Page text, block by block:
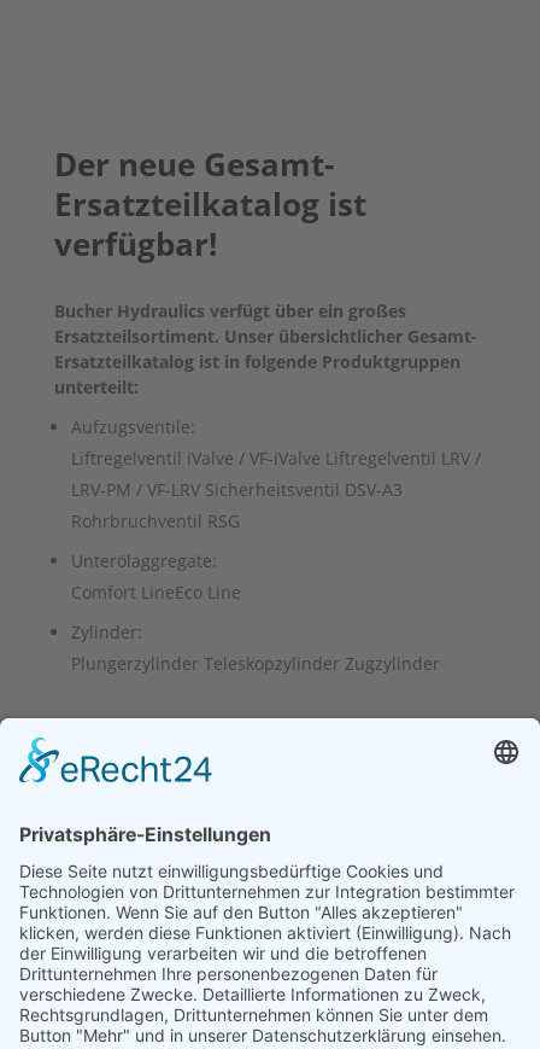
Der neue Gesamt-
Ersatzteilkatalog ist
verfügbar!​
Bucher Hydraulics verfügt über ein großes
Ersatzteilsortiment. Unser übersichtlicher Gesamt-
Ersatzteilkatalog ist in folgende Produktgruppen
unterteilt:​
Aufzugsventile:
Liftregelventil iValve / VF-iValve Liftregelventil LRV /
LRV-PM / VF-LRV Sicherheitsventil DSV-A3
Rohrbruchventil RSG
Unterölaggregate:
Comfort LineEco Line
Zylinder:
Plungerzylinder Teleskopzylinder Zugzylinder
Gesamt-Ersatzteilkatalog-Aufzug zum
Ersatzteilbox für iValve,
LRV und VF-LRV verfügbar!​
Ausgerüstet mit den wichtigsten Ersatzteilen zur
Soforthilfe Reduktion von unnötigen Zweiteinsätzen